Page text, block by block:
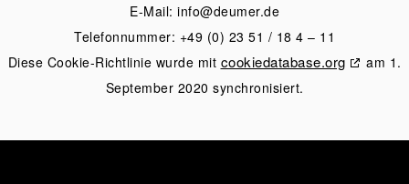
E-Mail: ed.remued@ofni
Telefonnummer: +49 (0) 23 51 / 18 4 – 11
Diese Cookie-Richtlinie wurde mit cookiedatabase.org
am 1.
September 2020 synchronisiert.